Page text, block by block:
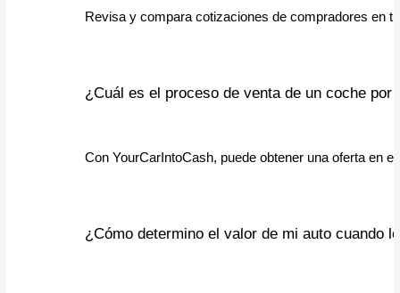
Revisa y compara cotizaciones de compradores en
¿Cuál es el proceso de venta de un coche
Con YourCarIntoCash, puede obtener una oferta en
¿Cómo determino el valor de mi auto cuando